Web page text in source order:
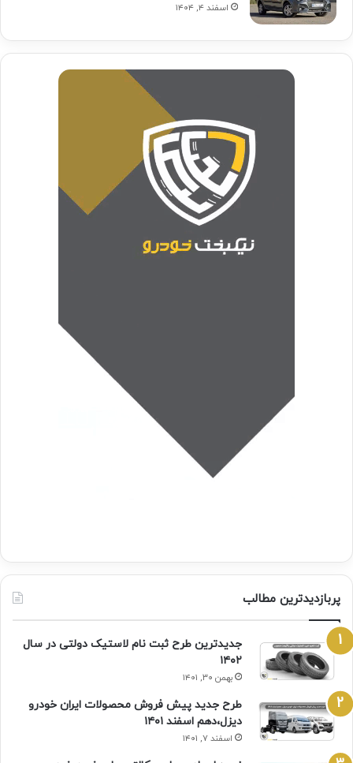
اسفند ۴, ۱۴۰۴
پربازدیدترین مطالب
جدیدترین طرح ثبت نام لاستیک دولتی در سال
۱۴۰۲
بهمن ۳۰, ۱۴۰۱
طرح جدید پیش فروش محصولات ایران خودرو
دیزل،دهم اسفند ۱۴۰۱
اسفند ۷, ۱۴۰۱